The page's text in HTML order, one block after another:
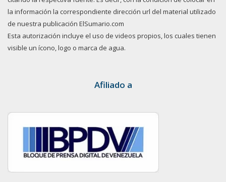
la información la correspondiente dirección url del material utilizado
de nuestra publicación ElSumario.com
Esta autorización incluye el uso de videos propios, los cuales tienen
visible un ícono, logo o marca de agua.
Afiliado a